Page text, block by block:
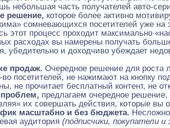
небольшая часть получателей авто-
решение, которое более активно
сомневающихся посетителей уже
этот процесс проходит максимально
расходах вы намерены получать
убедительно и доходчиво убеждает
продаж. Очередное решение для роста
во посетителей, не нажимают на кнопку
не прочитает бесплатный контент, не
предлагаем очередное
их совершать действия, которые вы
масштабно и без бюджета.
аудитория (подписчики, покупатели и